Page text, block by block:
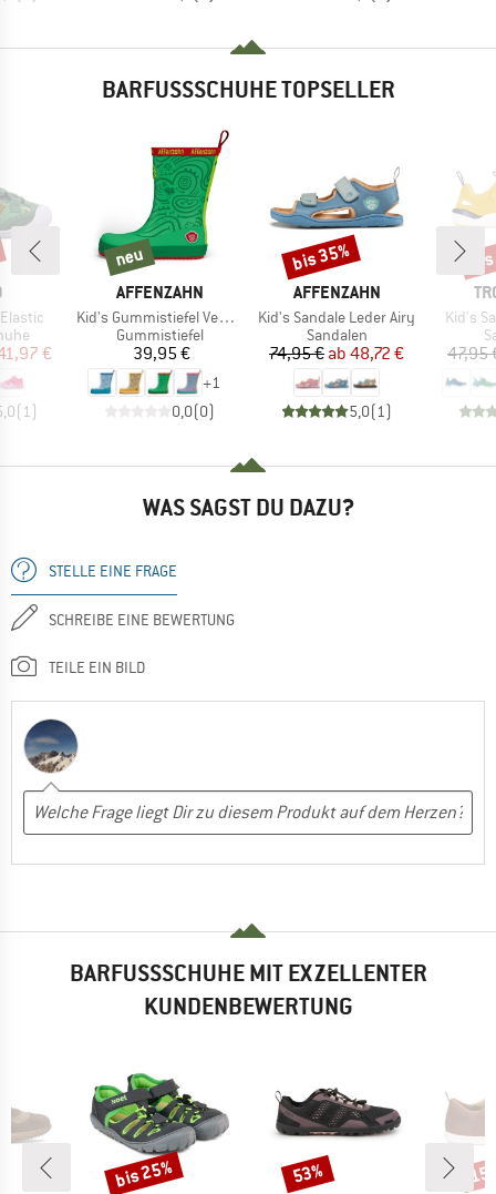
BARFUSSSCHUHE TOPSELLER
Preis
€
(1)
MARKE
AFFENZAHN
Artikel
Kid's Gummistiefel Vegan Plashy
Produktgruppe
Gummistiefel
Preis
39,95 €
+1
0,0(0)
neu
neu
MARKE
AFFENZAHN
Artikel
Kid's Sandale Leder Airy
Produktgruppe
Sandalen
Preis
74,95 € reduzierter Preis
ab 48,72 €
5,0(1)
Rabatt
bis 35%
Artikel
Kid's
47,95
WAS SAGST DU DAZU?
STELLE EINE FRAGE
SCHREIBE EINE BEWERTUNG
TEILE EIN BILD
BARFUSSSCHUHE MIT EXZELLENTER K
UNDENBEWERTUNG
Rabatt
bis 25% Rabatt
53%